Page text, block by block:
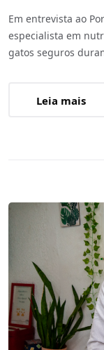
Em entrevista ao
especialista em
gatos seguros
Leia mais